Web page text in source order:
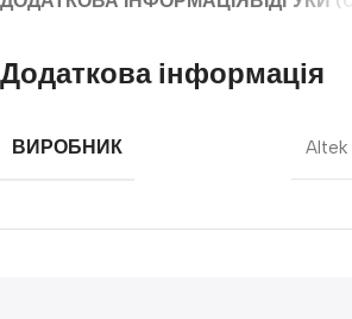
Додаткова інформація
ВИРОБНИК Altek